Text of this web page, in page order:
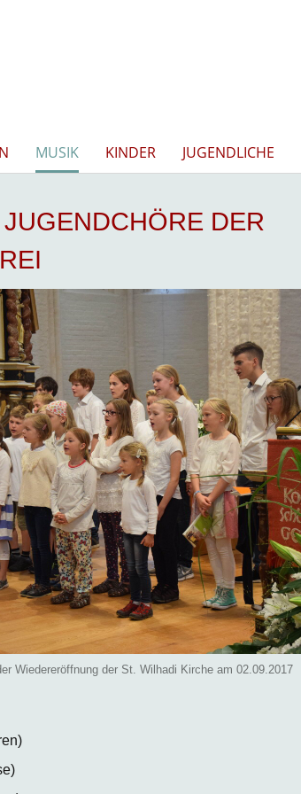
MUSIK KINDER JUGENDLICHE
DER
Wiedereröffnung der St. Wilhadi Kirche am 02.09.2017